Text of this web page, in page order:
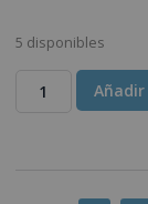
5 disponibles